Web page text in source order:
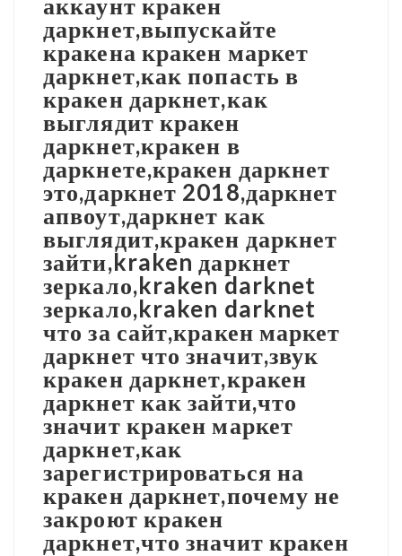
даркнет,выпускайте
кракена кракен маркет
даркнет,как попасть в
кракен даркнет,как
выглядит кракен
даркнет,кракен в
даркнете,кракен даркнет
это,даркнет 2018,даркнет
апвоут,даркнет как
выглядит,кракен даркнет
зайти,kraken даркнет
зеркало,kraken darknet
зеркало,kraken darknet
что за сайт,кракен маркет
даркнет что значит,звук
кракен даркнет,кракен
даркнет как зайти,что
значит кракен маркет
даркнет,как
зарегистрироваться на
кракен даркнет,почему не
закроют кракен
даркнет,что значит кракен